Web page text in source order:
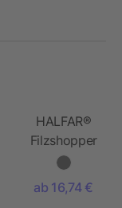
HALFAR®
Filzshopper
BASKET
ab 16,74 €